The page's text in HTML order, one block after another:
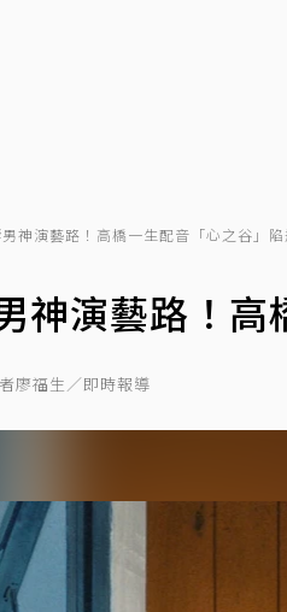
神演藝路！高橋一生配音「心之谷」
神演藝路！
廖福生／即時報導